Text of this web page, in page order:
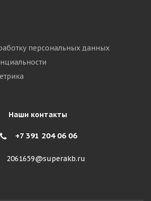
персональных данных
Наши контакты
+7 391 204 06 06
2061659@superakb.ru